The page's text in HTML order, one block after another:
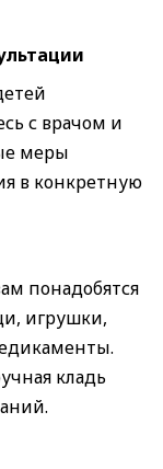
с врачом и
меры
в конкретную
понадобятся
игрушки,
кладь